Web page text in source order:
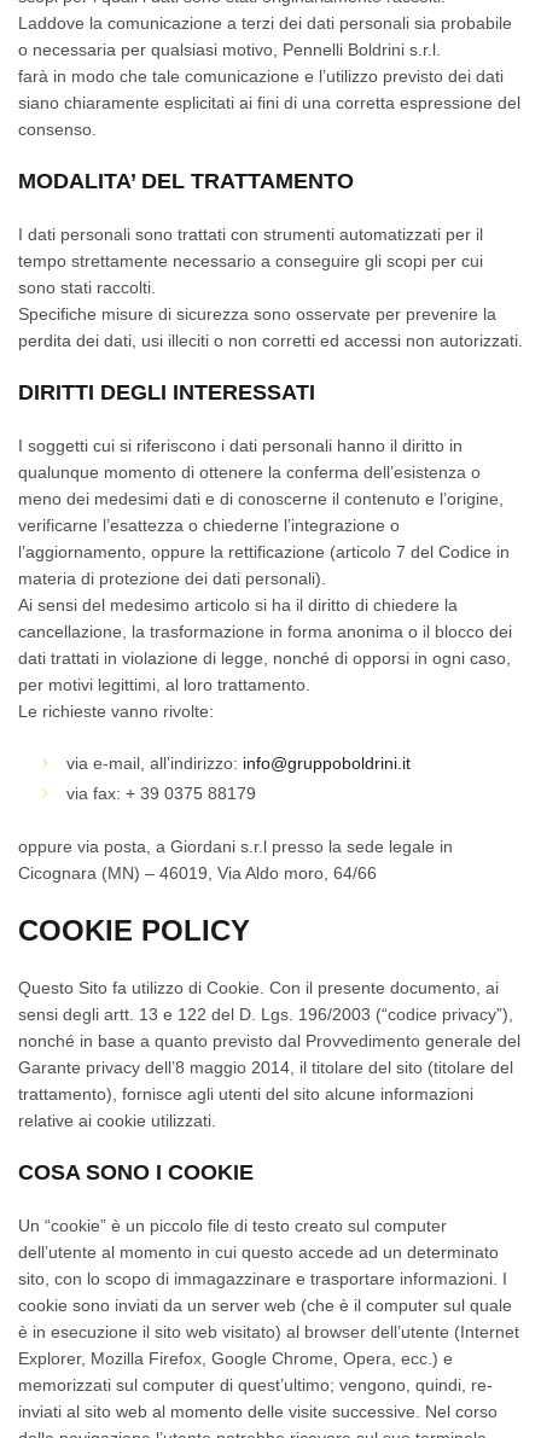
Laddove la comunicazione a terzi dei dati personali sia probabile
o necessaria per qualsiasi motivo, Pennelli Boldrini s.r.l.
farà in modo che tale comunicazione e l’utilizzo previsto dei dati
siano chiaramente esplicitati ai fini di una corretta espressione del
consenso.
MODALITA’ DEL TRATTAMENTO
I dati personali sono trattati con strumenti automatizzati per il
tempo strettamente necessario a conseguire gli scopi per cui
sono stati raccolti.
Specifiche misure di sicurezza sono osservate per prevenire la
perdita dei dati, usi illeciti o non corretti ed accessi non autorizzati.
DIRITTI DEGLI INTERESSATI
I soggetti cui si riferiscono i dati personali hanno il diritto in
qualunque momento di ottenere la conferma dell’esistenza o
meno dei medesimi dati e di conoscerne il contenuto e l’origine,
verificarne l’esattezza o chiederne l’integrazione o
l’aggiornamento, oppure la rettificazione (articolo 7 del Codice in
materia di protezione dei dati personali).
Ai sensi del medesimo articolo si ha il diritto di chiedere la
cancellazione, la trasformazione in forma anonima o il blocco dei
dati trattati in violazione di legge, nonché di opporsi in ogni caso,
per motivi legittimi, al loro trattamento.
Le richieste vanno rivolte:
via e-mail, all’indirizzo: info@gruppoboldrini.it
via fax: + 39 0375 88179
oppure via posta, a Giordani s.r.l presso la sede legale in
Cicognara (MN) – 46019, Via Aldo moro, 64/66
COOKIE POLICY
Questo Sito fa utilizzo di Cookie. Con il presente documento, ai
sensi degli artt. 13 e 122 del D. Lgs. 196/2003 (“codice privacy”),
nonché in base a quanto previsto dal Provvedimento generale del
Garante privacy dell’8 maggio 2014, il titolare del sito (titolare del
trattamento), fornisce agli utenti del sito alcune informazioni
relative ai cookie utilizzati.
COSA SONO I COOKIE
Un “cookie” è un piccolo file di testo creato sul computer
dell’utente al momento in cui questo accede ad un determinato
sito, con lo scopo di immagazzinare e trasportare informazioni. I
cookie sono inviati da un server web (che è il computer sul quale
è in esecuzione il sito web visitato) al browser dell’utente (Internet
Explorer, Mozilla Firefox, Google Chrome, Opera, ecc.) e
memorizzati sul computer di quest’ultimo; vengono, quindi, re-
inviati al sito web al momento delle visite successive. Nel corso